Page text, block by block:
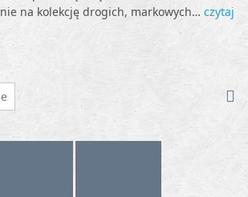
na kolekcję drogich, markowych… czytaj